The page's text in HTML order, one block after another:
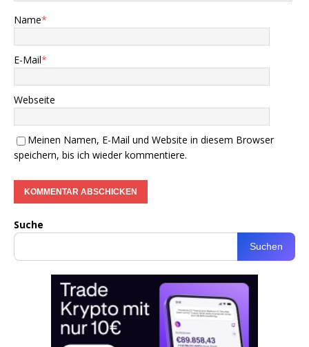
Name*
E-Mail*
Webseite
Meinen Namen, E-Mail und Website in diesem Browser
speichern, bis ich wieder kommentiere.
Suche
Suchen